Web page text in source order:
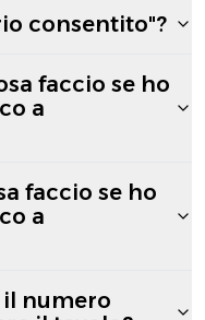
consentito"?
faccio se ho
a
faccio se ho
a
numero